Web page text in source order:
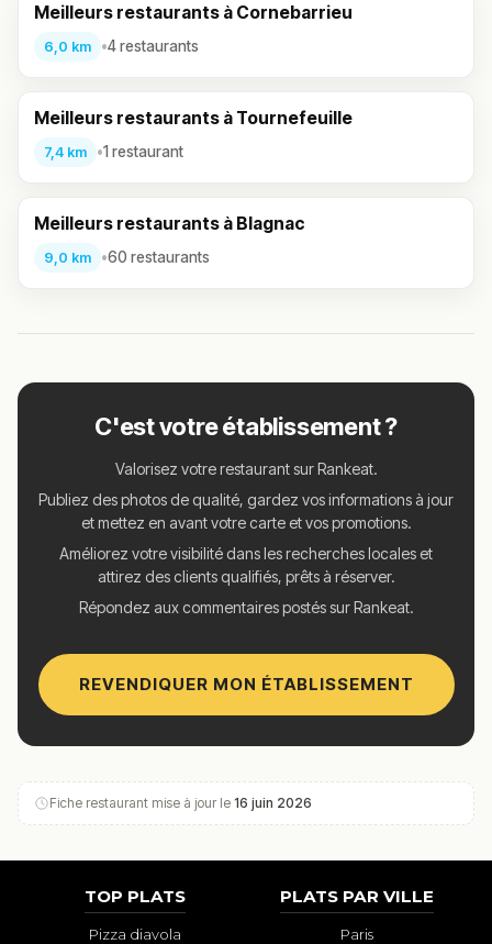
Meilleurs restaurants à Cornebarrieu
6,0 km •4 restaurants
Meilleurs restaurants à Tournefeuille
7,4 km •1 restaurant
Meilleurs restaurants à Blagnac
9,0 km •60 restaurants
C'est votre établissement ?
Valorisez votre restaurant sur Rankeat.
Publiez des photos de qualité, gardez vos informations à jour
et mettez en avant votre carte et vos promotions.
Améliorez votre visibilité dans les recherches locales et
attirez des clients qualifiés, prêts à réserver.
Répondez aux commentaires postés sur Rankeat.
REVENDIQUER MON ÉTABLISSEMENT
Fiche restaurant mise à jour le 16 juin 2026
TOP PLATS
Pizza diavola
PLATS PAR VILLE
Paris